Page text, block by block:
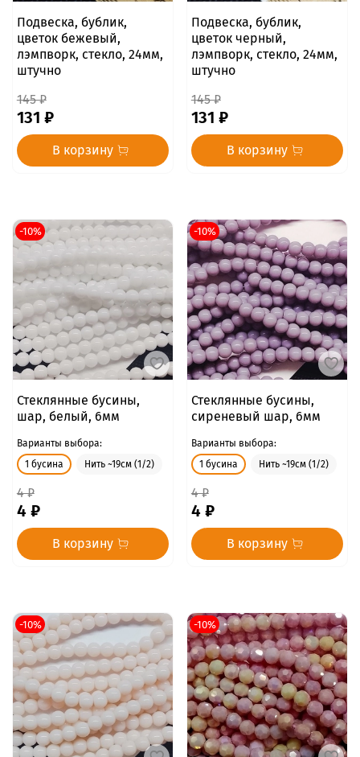
Подвеска, бублик,
цветок бежевый,
лэмпворк, стекло, 24мм,
штучно
145 ₽
131 ₽
В корзину
Подвеска, бублик,
цветок черный,
лэмпворк, стекло, 24мм,
штучно
145 ₽
131 ₽
В корзину
-10%
Стеклянные бусины,
шар, белый, 6мм
Варианты выбора:
1 бусина
Нить ~19см (1/2)
4 ₽
4 ₽
В корзину
-10%
Стеклянные бусины,
сиреневый шар, 6мм
Варианты выбора:
1 бусина
Нить ~19см (1/2)
4 ₽
4 ₽
В корзину
-10% -10%